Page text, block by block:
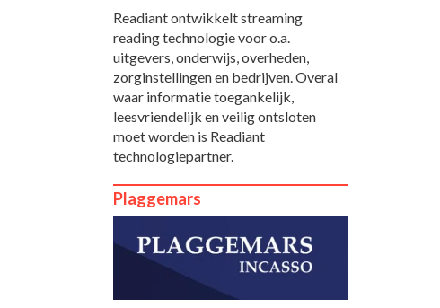
Readiant ontwikkelt streaming
reading technologie voor o.a.
uitgevers, onderwijs, overheden,
zorginstellingen en bedrijven. Overal
waar informatie toegankelijk,
leesvriendelijk en veilig ontsloten
moet worden is Readiant
technologiepartner.
Plaggemars